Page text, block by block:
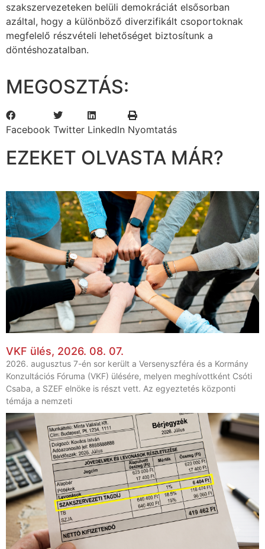
szakszervezeteken belüli demokráciát elsősorban
azáltal, hogy a különböző diverzifikált csoportoknak
megfelelő részvételi lehetőséget biztosítunk a
döntéshozatalban.
MEGOSZTÁS:
Facebook Twitter LinkedIn Nyomtatás
EZEKET OLVASTA MÁR?
VKF ülés, 2026. 08. 07.
2026. augusztus 7-én sor került a Versenyszféra és a Kormány
Konzultációs Fóruma (VKF) ülésére, melyen meghívottként Csóti
Csaba, a SZEF elnöke is részt vett. Az egyeztetés központi
témája a nemzeti